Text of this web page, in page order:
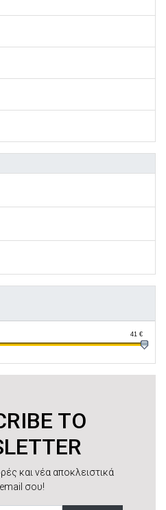
41 €
TO
και νέα αποκλειστικά
σου!